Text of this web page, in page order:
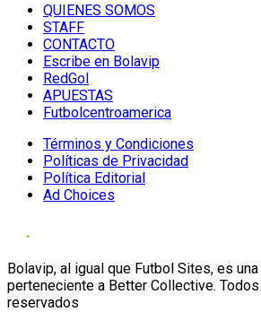
QUIENES SOMOS
STAFF
CONTACTO
Escribe en Bolavip
RedGol
APUESTAS
Futbolcentroamerica
Términos y Condiciones
Políticas de Privacidad
Política Editorial
Ad Choices
Bolavip, al igual que Futbol Sites, es
perteneciente a Better Collective.
reservados